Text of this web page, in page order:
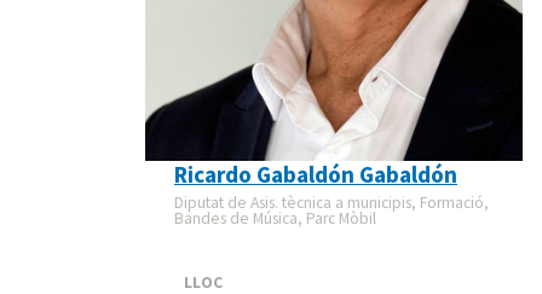
Ricardo Gabaldón Gabaldón
Diputat de Asis. tècnica a municipis, Formació,
Bandes de Música, Parc Mòbil
LLOC